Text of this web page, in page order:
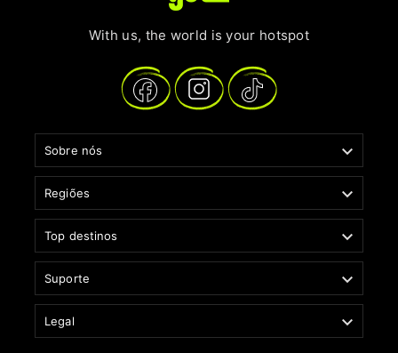
With us, the world is your hotspot
Sobre nós 
Regiões 
Top destinos 
Suporte 
Legal 